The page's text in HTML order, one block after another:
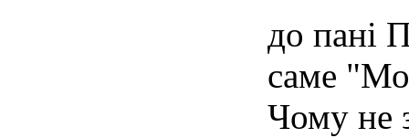
до пані
саме
Чому не